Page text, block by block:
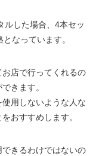
ルした場合、4本セッ
なっています。
店で行ってくれるの
きます。
用しないような人な
おすすめします。
きるわけではないの